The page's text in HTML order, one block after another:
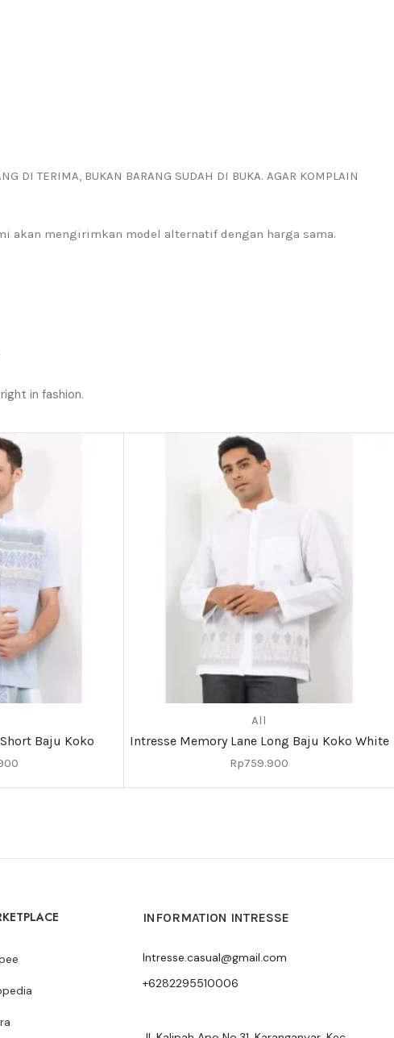
DI TERIMA, BUKAN BARANG SUDAH DI BUKA. AGAR KOMPLAIN
akan mengirimkan model alternatif dengan harga sama.
in fashion.
Baju Koko
All
Intresse Memory Lane Long Baju Koko White
Rp759.900
INFORMATION INTRESSE
Intresse.casual@gmail.com
+6282295510006